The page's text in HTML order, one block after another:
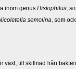
inom genus Histophilus ,
semolina , som
växt, till skillnad från